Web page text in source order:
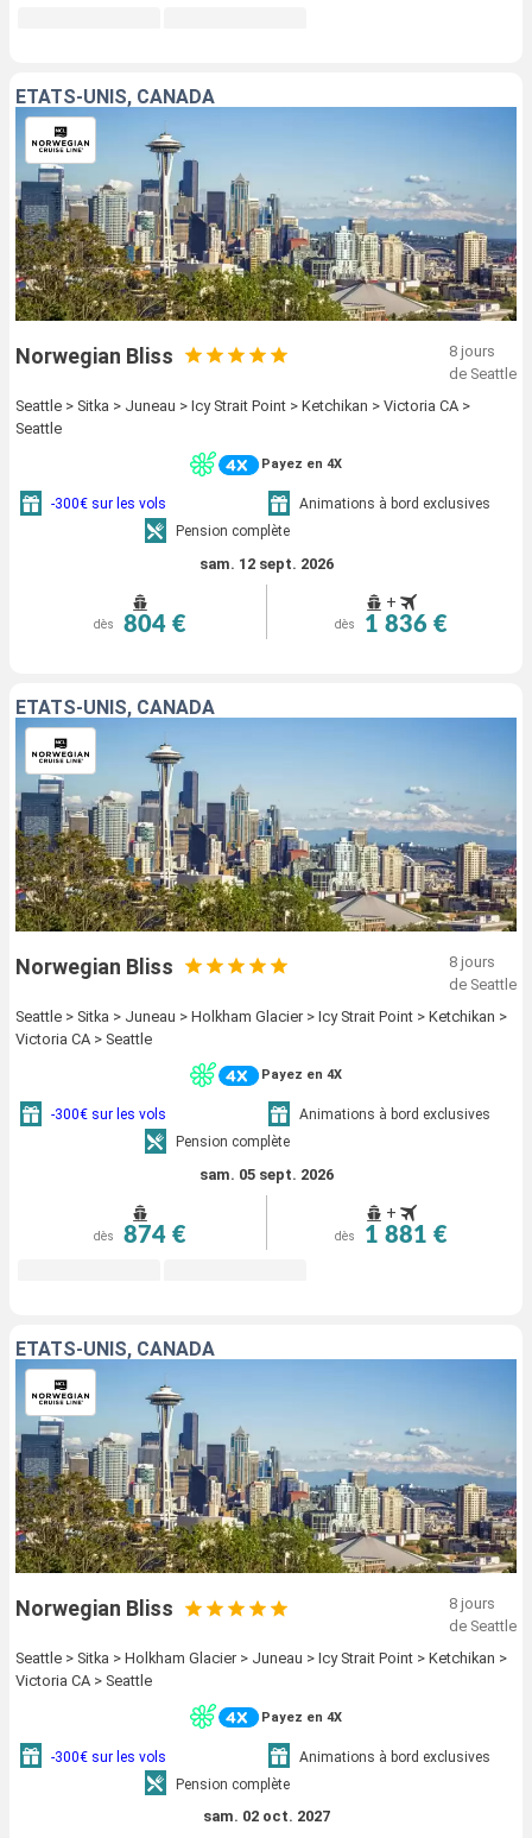
ÉTATS-UNIS, CANADA
Norwegian Bliss
8 jours
de Seattle
Seattle > Sitka > Juneau > Icy Strait Point > Ketchikan > Victoria CA >
Seattle
Payez en 4X
-300€ sur les vols
Animations à bord exclusives
Pension complète
sam. 12 sept. 2026
dès 804 €
+
dès 1 836 €
ÉTATS-UNIS, CANADA
Norwegian Bliss
8 jours
de Seattle
Seattle > Sitka > Juneau > Holkham Glacier > Icy Strait Point > Ketchikan >
Victoria CA > Seattle
Payez en 4X
-300€ sur les vols
Animations à bord exclusives
Pension complète
sam. 05 sept. 2026
dès 874 €
+
dès 1 881 €
ÉTATS-UNIS, CANADA
Norwegian Bliss
8 jours
de Seattle
Seattle > Sitka > Holkham Glacier > Juneau > Icy Strait Point > Ketchikan >
Victoria CA > Seattle
Payez en 4X
-300€ sur les vols
Animations à bord exclusives
Pension complète
sam. 02 oct. 2027